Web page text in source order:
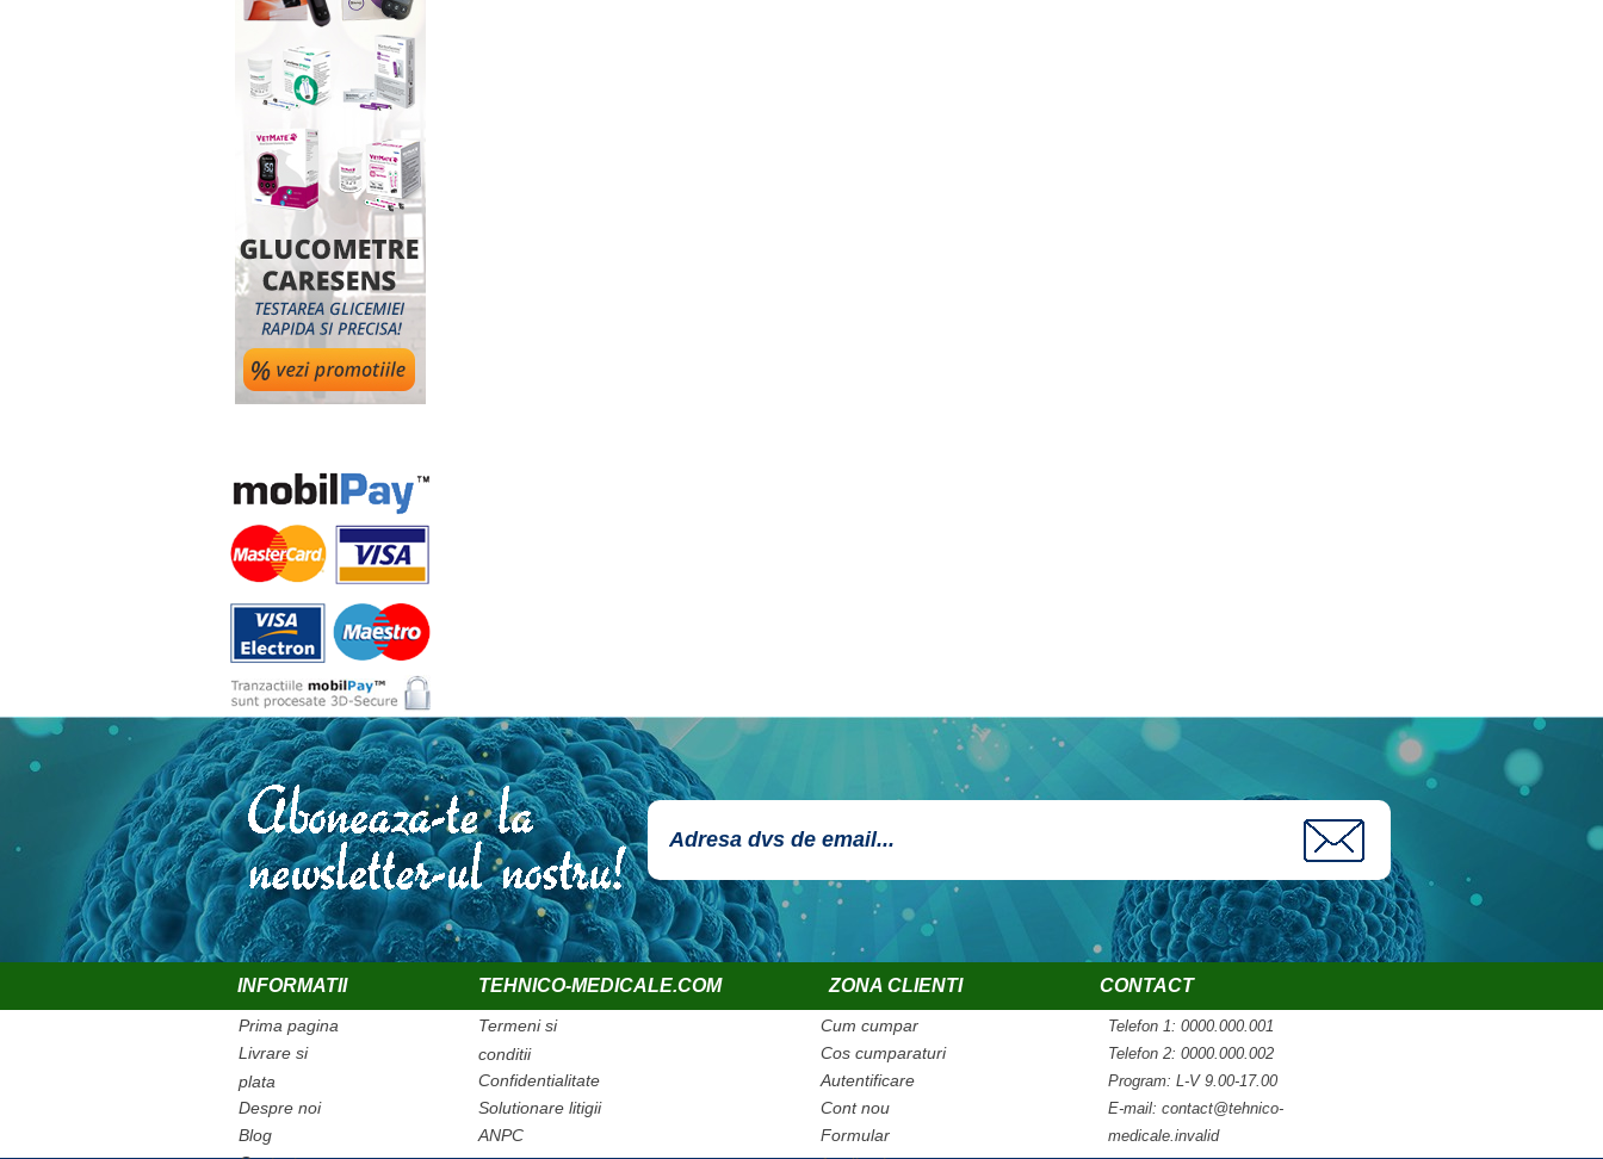
INFORMATII TEHNICO-MEDICALE.COM ZONA CLIENTI CONTACT
Prima pagina
Livrare si
plata
Despre noi
Blog
Termeni si
conditii
Confidentialitate
Solutionare litigii
ANPC
Cum cumpar
Cos cumparaturi
Autentificare
Cont nou
Formular
Telefon 1: 0000.000.001
Telefon 2: 0000.000.002
Program: L-V 9.00-17.00
E-mail: contact@tehnico-
medicale.invalid